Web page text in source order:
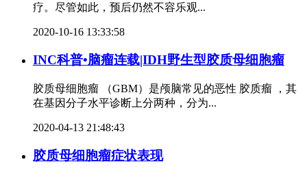
疗。尽管如此，预后仍然不容乐观...
2020-10-16 13:33:58
INC科普•脑瘤连载|IDH野生型胶质母细胞瘤
胶质母细胞瘤 （GBM）是颅脑常见的恶性 胶质瘤 ，其
在基因分子水平诊断上分两种，分为...
2020-04-13 21:48:43
胶质母细胞瘤症状表现